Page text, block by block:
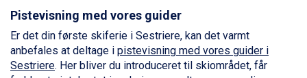
Passo Tonale fra DKK 3.795
Saalbach fra DKK 5.945
Sölden fra DKK 8.445
Champoluc fra DKK 3.795
Sestriere fra DKK 4.395
Pistevisning med vores guider
Er det din første skiferie i Sestriere, kan det varmt
anbefales at deltage i pistevisning med vores guider i
Sestriere. Her bliver du introduceret til skiområdet, får